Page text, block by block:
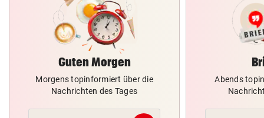
Guten Morgen
Morgens topinformiert über die
Nachrichten des Tages
Abends